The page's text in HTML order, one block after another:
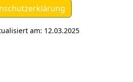
am: 12.03.2025